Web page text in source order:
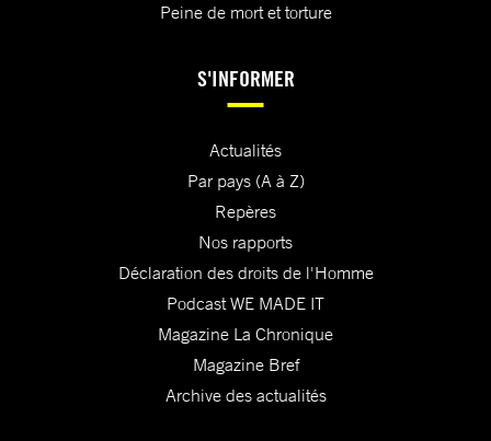
Peine de mort et torture
S'INFORMER
Actualités
Par pays (A à Z)
Repères
Nos rapports
Déclaration des droits de l'Homme
Podcast WE MADE IT
Magazine La Chronique
Magazine Bref
Archive des actualités